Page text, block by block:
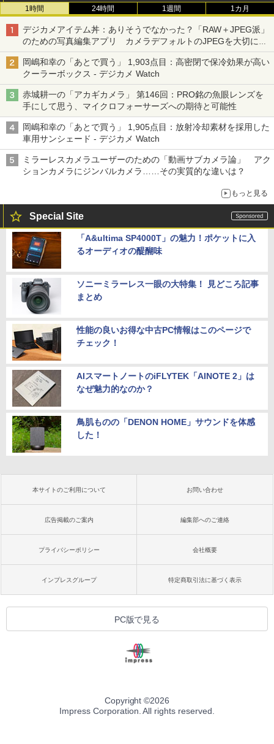
1時間 24時間 1週間 1カ月
デジカメアイテム丼：ありそうでなかった？「RAW＋JPEG派」
のための写真編集アプリ カメラデフォルトのJPEGを大切にす
る「Filmator」
岡嶋和幸の「あとで買う」 1,903点目：高密閉で保冷効果が高い
クーラーボックス - デジカメ Watch
赤城耕一の「アカギカメラ」 第146回：PRO銘の魚眼レンズを
手にして思う、マイクロフォーサーズへの期待と可能性
岡嶋和幸の「あとで買う」 1,905点目：放射冷却素材を採用した
車用サンシェード - デジカメ Watch
ミラーレスカメラユーザーのための「動画サブカメラ論」 アク
ションカメラにジンバルカメラ……その実質的な違いは？
もっと見る
Special Site
「A&ultima SP4000T」の魅力！ポケットに入
るオーディオの醍醐味
ソニーミラーレス一眼の大特集！ 見どころ記事
まとめ
性能の良いお得な中古PC情報はこのページで
チェック！
AIスマートノートのiFLYTEK「AINOTE 2」は
なぜ魅力的なのか？
鳥肌ものの「DENON HOME」サウンドを体感
した！
本サイトのご利用について お問い合わせ
広告掲載のご案内 編集部へのご連絡
プライバシーポリシー 会社概要
インプレスグループ 特定商取引法に基づく表示
PC版で見る
Copyright ©2026
Impress Corporation. All rights reserved.